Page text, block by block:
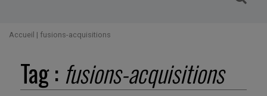
Accueil | fusions-acquisitions
Tag : fusions-acquisitions